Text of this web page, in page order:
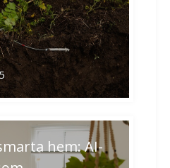
hem: AI-